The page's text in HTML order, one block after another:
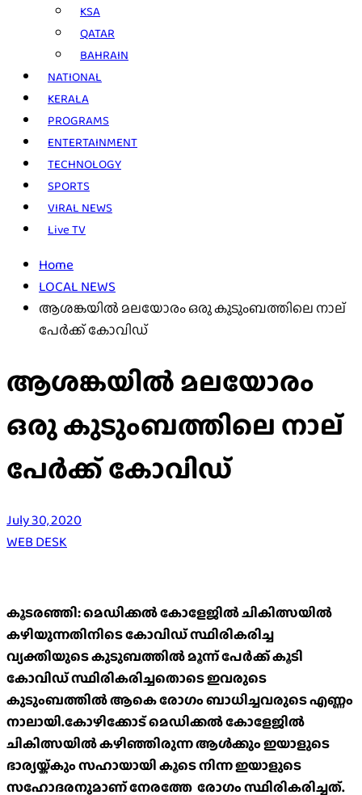
KSA
QATAR
BAHRAIN
NATIONAL
KERALA
PROGRAMS
ENTERTAINMENT
TECHNOLOGY
SPORTS
VIRAL NEWS
Live TV
Home
LOCAL NEWS
ആശങ്കയിൽ മലയോരം ഒരു കുടുംബത്തിലെ നാല്
പേർക്ക് കോവിഡ്
ആശങ്കയിൽ മലയോരം
ഒരു കുടുംബത്തിലെ നാല്
പേർക്ക് കോവിഡ്
July 30, 2020
WEB DESK
കൂടരഞ്ഞി: മെഡിക്കൽ കോളേജിൽ ചികിത്സയിൽ
കഴിയുന്നതിനിടെ കോവിഡ് സ്ഥിരികരിച്ച
വ്യക്തിയുടെ കുടുബത്തിൽ മൂന്ന് പേർക്ക് കൂടി
കോവിഡ് സ്ഥിരികരിച്ചതൊടെ ഇവരുടെ
കുടുംബത്തിൽ ആകെ രോഗം ബാധിച്ചവരുടെ എണ്ണം
നാലായി.കോഴിക്കോട് മെഡിക്കൽ കോളേജിൽ
ചികിത്സയിൽ കഴിഞ്ഞിരുന്ന ആൾക്കും ഇയാളുടെ
ഭാര്യയ്ക്കും സഹായായി കൂടെ നിന്ന ഇയാളുടെ
സഹോദരനുമാണ് നേരത്തേ രോഗം സ്ഥിരികരിച്ചത്.